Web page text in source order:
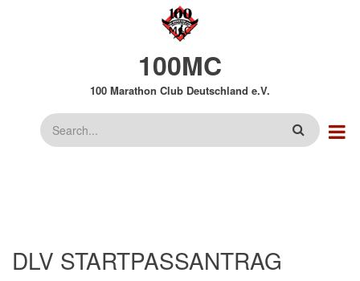
100MC
100 Marathon Club Deutschland e.V.
Suche
DLV STARTPASSANTRAG